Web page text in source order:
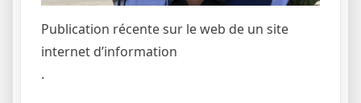
Publication récente sur le web de un site
internet d’information
.